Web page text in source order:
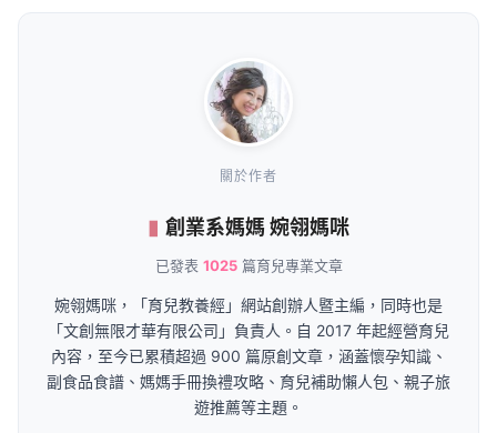
關於作者
創業系媽媽 婉翎媽咪
已發表 1025篇育兒專業文章
婉翎媽咪，「育兒教養經」網站創辦人暨主編，同時也是
「文創無限才華有限公司」負責人。自 2017 年起經營育兒
內容，至今已累積超過 900 篇原創文章，涵蓋懷孕知識、
副食品食譜、媽媽手冊換禮攻略、育兒補助懶人包、親子旅
遊推薦等主題。